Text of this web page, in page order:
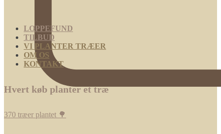
LOPPEFUND
TILBUD
VI PLANTER TRÆER
OM OS
KONTAKT
Hvert køb planter et træ
370 træer plantet 🌳